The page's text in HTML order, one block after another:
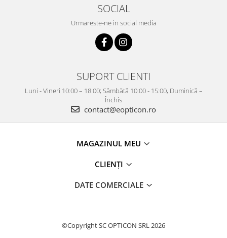
SOCIAL
Urmareste-ne in social media
SUPORT CLIENTI
Luni - Vineri 10:00 – 18:00; Sâmbătă 10:00 - 15:00, Duminică –
Închis
contact@eopticon.ro
MAGAZINUL MEU
CLIENȚI
DATE COMERCIALE
©Copyright SC OPTICON SRL 2026